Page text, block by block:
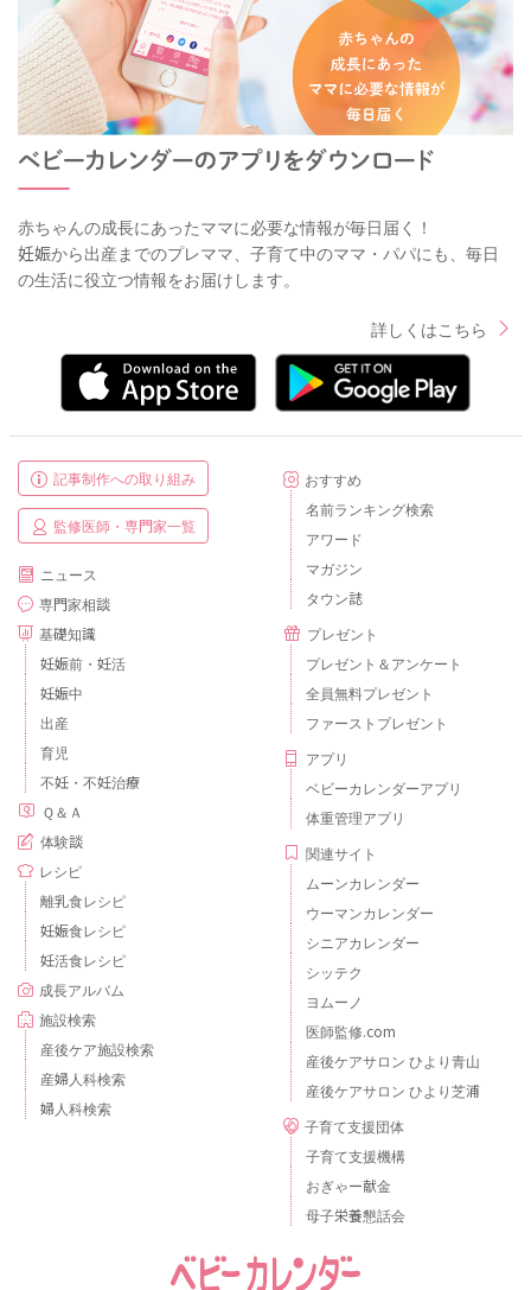
赤ちゃんの成長にあったママに必要な情報が毎日届く！
妊娠から出産までのプレママ、子育て中のママ・パパにも、毎日
の生活に役立つ情報をお届けします。
詳しくはこちら
記事制作への取り組み
監修医師・専門家一覧
ニュース
専門家相談
基礎知識
妊娠前・妊活
妊娠中
出産
育児
不妊・不妊治療
Ｑ＆Ａ
体験談
レシピ
離乳食レシピ
妊娠食レシピ
妊活食レシピ
成長アルバム
施設検索
産後ケア施設検索
産婦人科検索
婦人科検索
おすすめ
名前ランキング検索
アワード
マガジン
タウン誌
プレゼント
プレゼント＆アンケート
全員無料プレゼント
ファーストプレゼント
アプリ
ベビーカレンダーアプリ
体重管理アプリ
関連サイト
ムーンカレンダー
ウーマンカレンダー
シニアカレンダー
シッテク
ヨムーノ
医師監修.com
産後ケアサロン ひより青山
産後ケアサロン ひより芝浦
子育て支援団体
子育て支援機構
おぎゃー献金
母子栄養懇話会